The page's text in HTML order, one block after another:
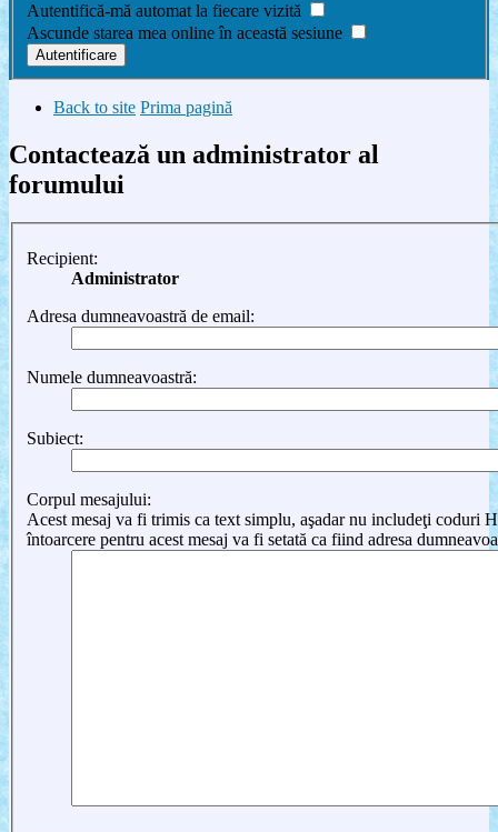
Autentifică-mă automat la fiecare vizită
Ascunde starea mea online în această sesiune
Back to site Prima pagină
Contactează un administrator al
forumului
Recipient:
Administrator
Adresa dumneavoastră de email:
Numele dumneavoastră:
Subiect:
Corpul mesajului:
Acest mesaj va fi trimis ca text simplu, aşadar nu includeţi coduri
întoarcere pentru acest mesaj va fi setată ca fiind adresa